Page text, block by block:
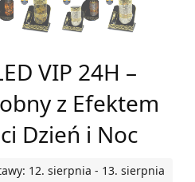
VIP 24H –
z Efektem
Dzień i Noc
12. sierpnia - 13. sierpnia